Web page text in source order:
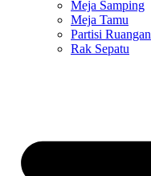
Meja Samping
Meja Tamu
Partisi Ruangan
Rak Sepatu